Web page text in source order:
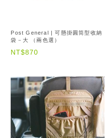
Post General | 可懸掛圓筒型收納
袋－大 （兩色選）
NT$870